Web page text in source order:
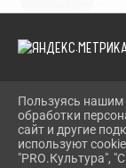
2026 Г.
ВХОД
КАРТА
ПОЛИТИКА
Пользуясь нашим
обработки
сайт и другие
используют
"PRO.Культура",